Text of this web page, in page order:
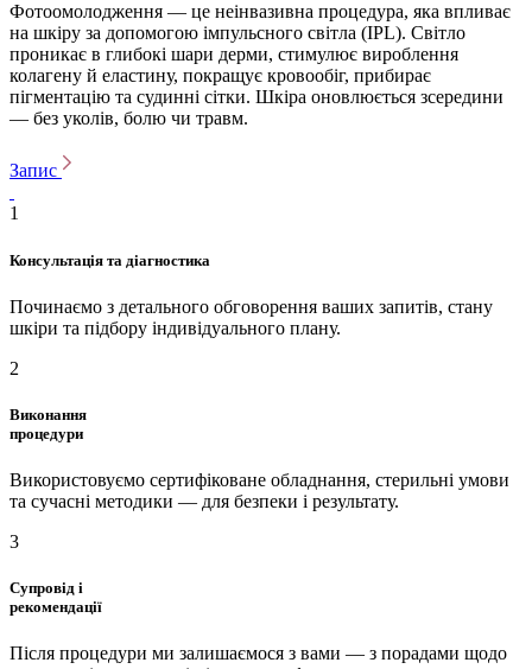
Фотоомолодження — це неінвазивна процедура, яка впливає
на шкіру за допомогою імпульсного світла (IPL). Світло
проникає в глибокі шари дерми, стимулює вироблення
колагену й еластину, покращує кровообіг, прибирає
пігментацію та судинні сітки. Шкіра оновлюється зсередини
— без уколів, болю чи травм.
Запис
1
Консультація та діагностика
Починаємо з детального обговорення ваших запитів, стану
шкіри та підбору індивідуального плану.
2
Виконання
процедури
Використовуємо сертифіковане обладнання, стерильні умови
та сучасні методики — для безпеки і результату.
3
Супровід і
рекомендації
Після процедури ми залишаємося з вами — з порадами щодо